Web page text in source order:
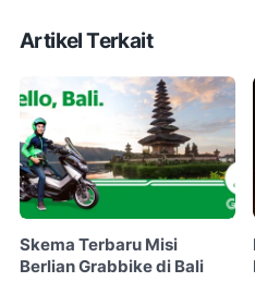
Artikel Terkait
Skema Terbaru Misi
Berlian Grabbike di Bali